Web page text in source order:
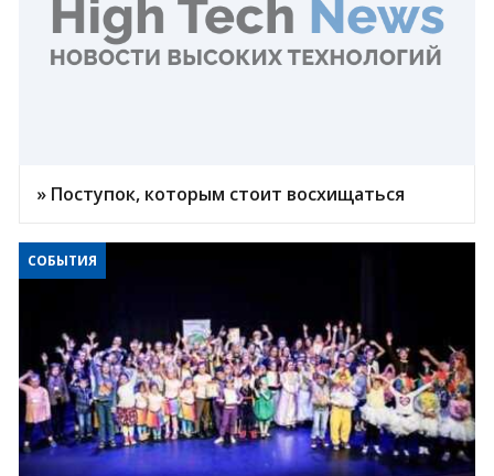
» Поступок, которым стоит восхищаться
СОБЫТИЯ